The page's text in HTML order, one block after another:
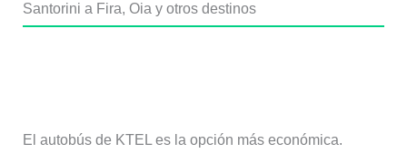
Santorini a Fira, Oia y otros destinos
El autobús de KTEL es la opción más económica.